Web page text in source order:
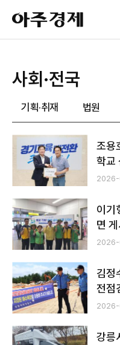
아
주
경
사회·전국
기획·취재 법원
조용
학교
이기
면
100
김정
전점
력
강릉